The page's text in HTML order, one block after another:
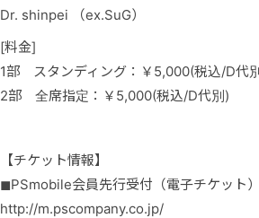
Dr. shinpei （ex.SuG）
[料金]
1部 スタンディング：￥5,000(税込/D代
2部 全席指定：￥5,000(税込/D代別)
【チケット情報】
◼︎PSmobile会員先行受付（電子チケット）
http://m.pscompany.co.jp/